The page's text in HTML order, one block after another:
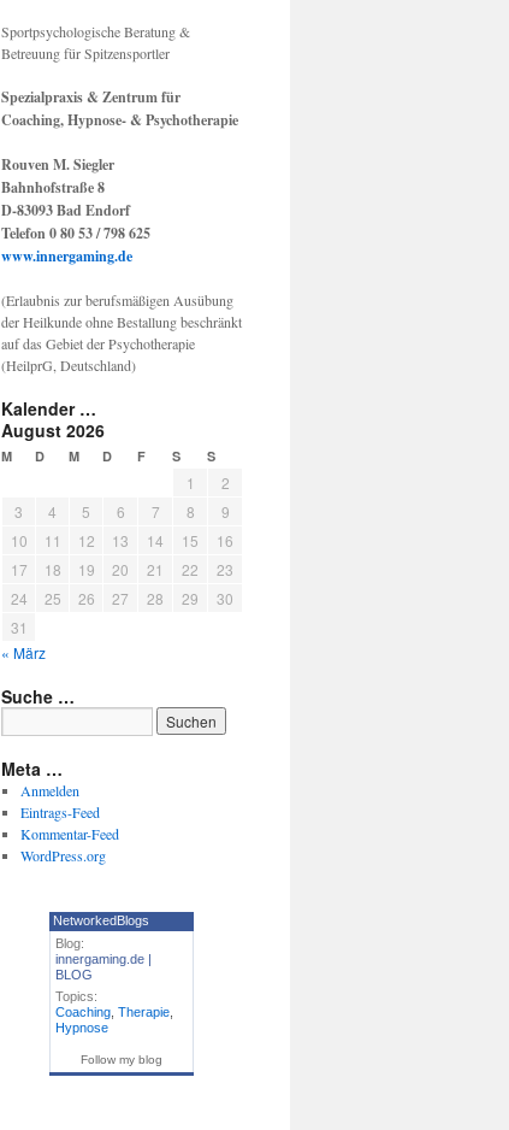
Sportpsychologische Beratung &
Betreuung für Spitzensportler
Spezialpraxis & Zentrum für
Coaching, Hypnose- & Psychotherapie
Rouven M. Siegler
Bahnhofstraße 8
D-83093 Bad Endorf
Telefon 0 80 53 / 798 625
www.innergaming.de
(Erlaubnis zur berufsmäßigen Ausübung
der Heilkunde ohne Bestallung beschränkt
auf das Gebiet der Psychotherapie
(HeilprG, Deutschland)
Kalender …
August 2026
M D M D F S S
1
2
3
4 5 6 7 8
9
10
11 12 13 14 15
16
17
18 19 20 21 22
23
24
25 26 27 28 29
30
31
« März
Suche …
Meta …
Anmelden
Eintrags-Feed
Kommentar-Feed
WordPress.org
NetworkedBlogs
Blog:
innergaming.de |
BLOG
Topics:
Coaching Therapie
Hypnose
Follow my blog